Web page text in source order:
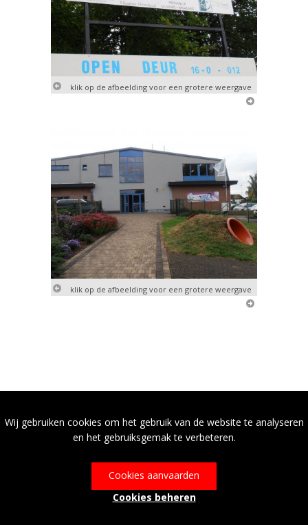
Wij gebruiken cookies om het gebruik van de website te analyseren
en het gebruiksgemak te verbeteren.
Cookies aanvaarden
Cookies beheren
klik op de afbeelding voor een grotere weergave
klik op de afbeelding voor een grotere weergave